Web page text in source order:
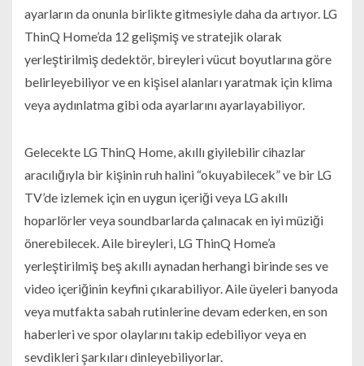
ayarların da onunla birlikte gitmesiyle daha da artıyor. LG
ThinQ Home’da 12 gelişmiş ve stratejik olarak
yerleştirilmiş dedektör, bireyleri vücut boyutlarına göre
belirleyebiliyor ve en kişisel alanları yaratmak için klima
veya aydınlatma gibi oda ayarlarını ayarlayabiliyor.
Gelecekte LG ThinQ Home, akıllı giyilebilir cihazlar
aracılığıyla bir kişinin ruh halini “okuyabilecek” ve bir LG
TV’de izlemek için en uygun içeriği veya LG akıllı
hoparlörler veya soundbarlarda çalınacak en iyi müziği
önerebilecek. Aile bireyleri, LG ThinQ Home’a ​​
yerleştirilmiş beş akıllı aynadan herhangi birinde ses ve
video içeriğinin keyfini çıkarabiliyor. Aile üyeleri banyoda
veya mutfakta sabah rutinlerine devam ederken, en son
haberleri ve spor olaylarını takip edebiliyor veya en
sevdikleri şarkıları dinleyebiliyorlar.